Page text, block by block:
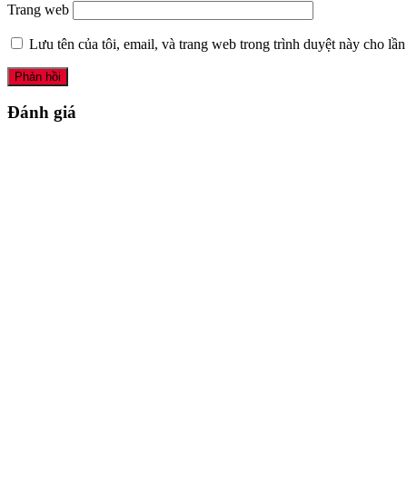
Trang web
Lưu tên của tôi, email, và trang web trong trình duyệt này cho
Đánh giá